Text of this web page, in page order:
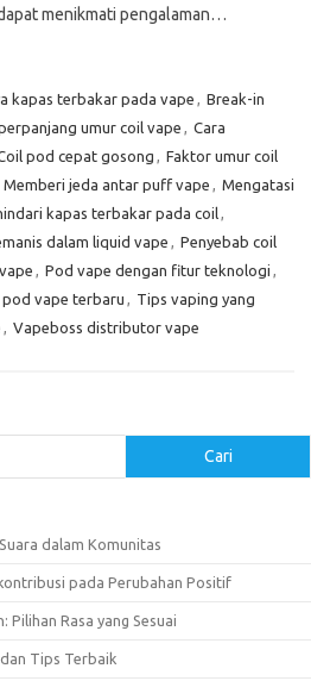
menikmati pengalaman…
kapas terbakar pada vape , Break-in
umur coil vape , Cara
pod cepat gosong , Faktor umur coil
Memberi jeda antar puff vape , Mengatasi
kapas terbakar pada coil,
dalam liquid vape , Penyebab coil
, Pod vape dengan fitur teknologi ,
vape terbaru , Tips vaping yang
, Vapeboss distributor vape
Cari
dalam Komunitas
pada Perubahan Positif
Rasa yang Sesuai
Tips Terbaik